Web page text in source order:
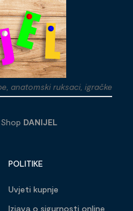
anatomski ruksaci, igračke
DANIJEL
POLITIKE
Uvjeti kupnje
Izjava o sigurnosti online